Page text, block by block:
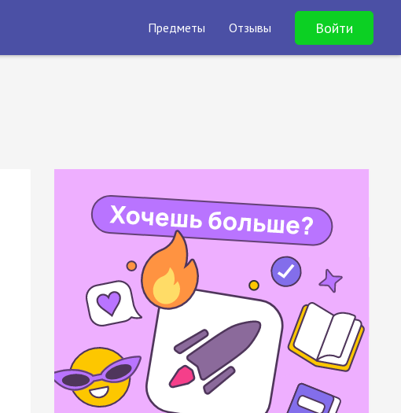
Предметы Отзывы Войти